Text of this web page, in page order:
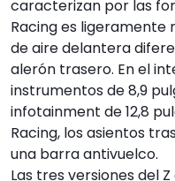
caracterizan por las
Racing es ligeramente
de aire delantera
alerón trasero. En el
instrumentos de 8,9
infotainment de 12,8
Racing, los asientos
una barra antivuelco.
Las tres versiones del